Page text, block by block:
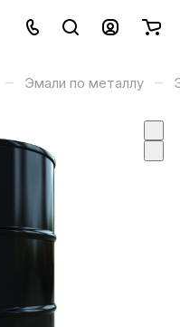
– Эмали по металлу –